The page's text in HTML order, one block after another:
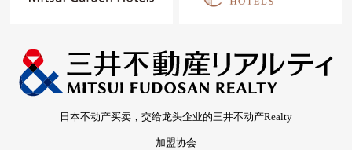
日本不动产买卖，交给龙头企业的三井不动产Realty
加盟协会